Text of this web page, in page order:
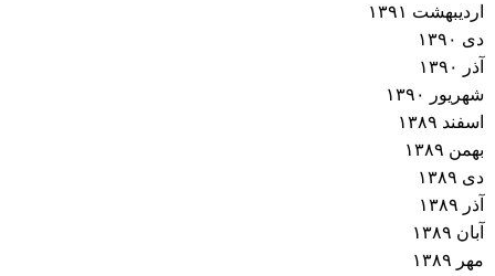
اردیبهشت ۱۳۹۱
دی ۱۳۹۰
آذر ۱۳۹۰
شهریور ۱۳۹۰
اسفند ۱۳۸۹
بهمن ۱۳۸۹
دی ۱۳۸۹
آذر ۱۳۸۹
آبان ۱۳۸۹
مهر ۱۳۸۹